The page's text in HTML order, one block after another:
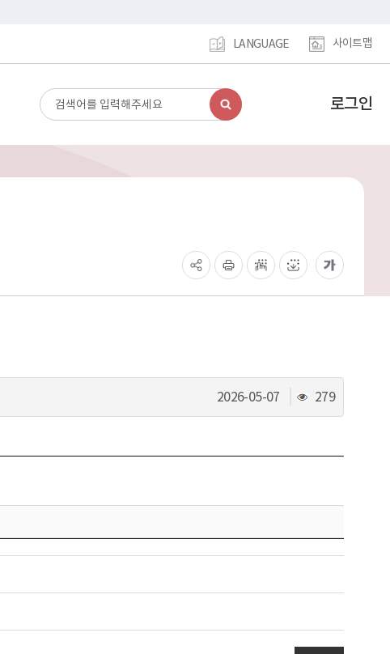
LANGUAGE 사이트맵
검
색
동
로그인
2026-05-07
조
회
279